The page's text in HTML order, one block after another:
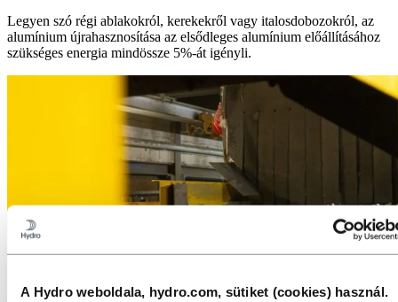
A Hydro weboldala, hydro.com, sütiket (cookies) használ.
Legyen szó régi ablakokról, kerekekről vagy italosdobozokról, az
alumínium újrahasznosítása az elsődleges alumínium előállításához
szükséges energia mindössze 5%-át igényli.